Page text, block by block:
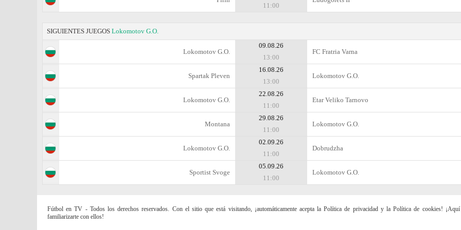
11:00
SIGUIENTES JUEGOS Lokomotov G.O.
Lokomotov G.O.
09.08.26
13:00
FC Fratria Varna
Spartak Pleven
16.08.26
13:00
Lokomotov G.O.
Lokomotov G.O.
22.08.26
11:00
Etar Veliko Tarnovo
Montana
29.08.26
11:00
Lokomotov G.O.
Lokomotov G.O.
02.09.26
11:00
Dobrudzha
Sportist Svoge
05.09.26
11:00
Lokomotov G.O.
Fútbol en TV - Todos los derechos reservados. Con el sitio que está visitando, ¡automáticamente acepta la Política de privacidad y la Política de cookies! ¡Aquí
familiarizarte con ellos!